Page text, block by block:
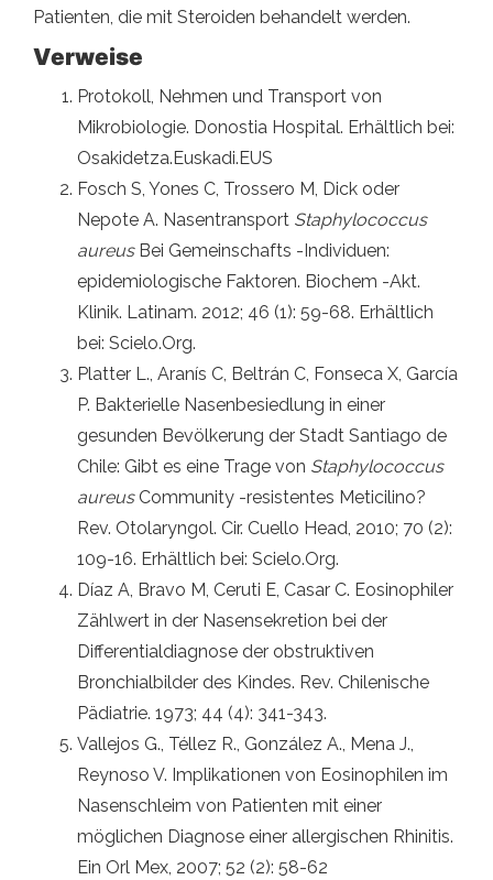
Patienten, die mit Steroiden behandelt werden.
Verweise
Protokoll, Nehmen und Transport von
Mikrobiologie. Donostia Hospital. Erhältlich bei:
Osakidetza.Euskadi.EUS
Fosch S, Yones C, Trossero M, Dick oder
Nepote A. Nasentransport Staphylococcus
aureusBei Gemeinschafts -Individuen:
epidemiologische Faktoren. Biochem -Akt.
Klinik. Latinam. 2012; 46 (1): 59-68. Erhältlich
bei: Scielo.Org.
Platter L., Aranís C, Beltrán C, Fonseca X, García
P. Bakterielle Nasenbesiedlung in einer
gesunden Bevölkerung der Stadt Santiago de
Chile: Gibt es eine Trage von Staphylococcus
aureusCommunity -resistentes Meticilino?
Rev. Otolaryngol. Cir. Cuello Head, 2010; 70 (2):
109-16. Erhältlich bei: Scielo.Org.
Díaz A, Bravo M, Ceruti E, Casar C. Eosinophiler
Zählwert in der Nasensekretion bei der
Differentialdiagnose der obstruktiven
Bronchialbilder des Kindes. Rev. Chilenische
Pädiatrie. 1973; 44 (4): 341-343.
Vallejos G., Téllez R., González A., Mena J.,
Reynoso V. Implikationen von Eosinophilen im
Nasenschleim von Patienten mit einer
möglichen Diagnose einer allergischen Rhinitis.
Ein Orl Mex, 2007; 52 (2): 58-62